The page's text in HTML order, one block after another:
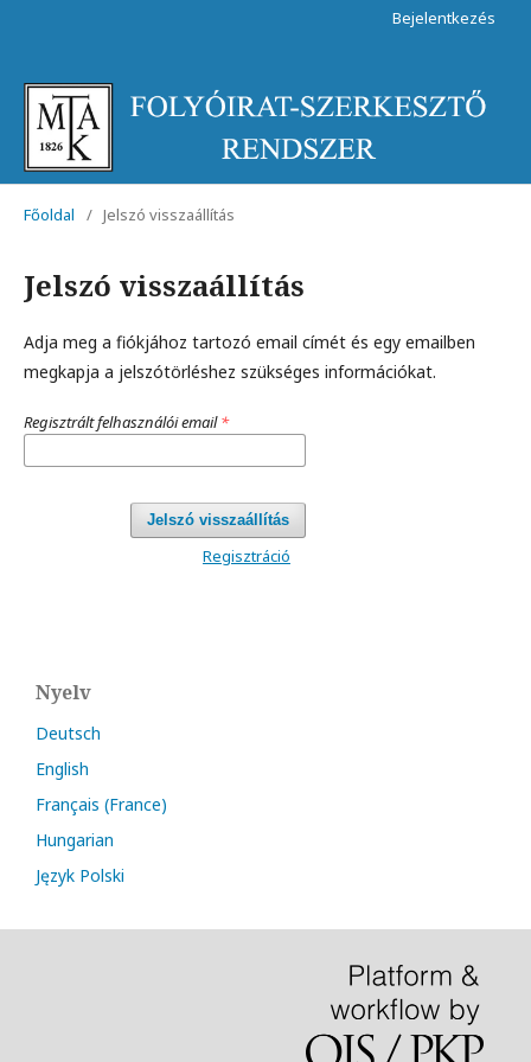
Bejelentkezés
Főoldal / Jelszó visszaállítás
Jelszó visszaállítás
Adja meg a fiókjához tartozó email címét és egy emailben
megkapja a jelszótörléshez szükséges információkat.
Regisztrált felhasználói email*
Jelszó visszaállítás
Regisztráció
Nyelv
Deutsch
English
Français (France)
Hungarian
Język Polski